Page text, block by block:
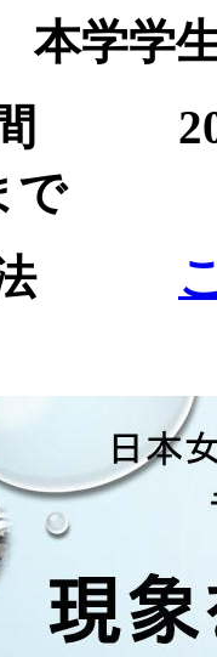
学生
2021
で